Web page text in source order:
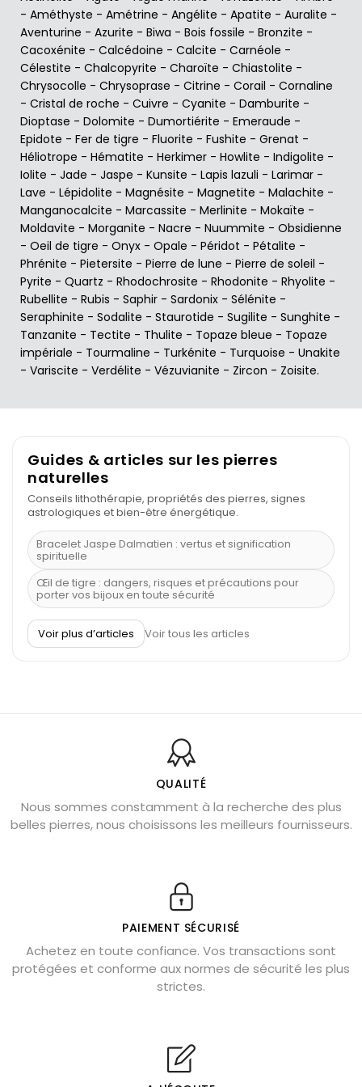
- Améthyste - Amétrine - Angélite - Apatite - Auralite -
Aventurine - Azurite - Biwa - Bois fossile - Bronzite -
Cacoxénite - Calcédoine - Calcite - Carnéole -
Célestite - Chalcopyrite - Charoïte - Chiastolite -
Chrysocolle - Chrysoprase - Citrine - Corail - Cornaline
- Cristal de roche - Cuivre - Cyanite - Damburite -
Dioptase - Dolomite - Dumortiérite - Emeraude -
Epidote - Fer de tigre - Fluorite - Fushite - Grenat -
Héliotrope - Hématite - Herkimer - Howlite - Indigolite -
Iolite - Jade - Jaspe - Kunsite - Lapis lazuli - Larimar -
Lave - Lépidolite - Magnésite - Magnetite - Malachite -
Manganocalcite - Marcassite - Merlinite - Mokaïte -
Moldavite - Morganite - Nacre - Nuummite - Obsidienne
- Oeil de tigre - Onyx - Opale - Péridot - Pétalite -
Phrénite - Pietersite - Pierre de lune - Pierre de soleil -
Pyrite - Quartz - Rhodochrosite - Rhodonite - Rhyolite -
Rubellite - Rubis - Saphir - Sardonix - Sélénite -
Seraphinite - Sodalite - Staurotide - Sugilite - Sunghite -
Tanzanite - Tectite - Thulite - Topaze bleue - Topaze
impériale - Tourmaline - Turkénite - Turquoise - Unakite
- Variscite - Verdélite - Vézuvianite - Zircon - Zoisite.
Guides & articles sur les pierres
naturelles
Conseils lithothérapie, propriétés des pierres, signes
astrologiques et bien-être énergétique.
Bracelet Jaspe Dalmatien : vertus et signification
spirituelle
Œil de tigre : dangers, risques et précautions pour
porter vos bijoux en toute sécurité
À quel poignet porter un bracelet de pierre
Découvrez le scorpion et ses pierres
Bienfaits de la sélénite – pierre des anges
L’améthyste est-elle faite pour moi ?
Chrysocolle : pierre apaisante
Obsidienne dorée : vertus et signification
Véritable citrine naturelle non chauffée
Où placer la citrine dans la maison
Cornaline : propriétés magiques
Capricorne : quelles pierres choisir
Shungite : purification et protection
Bagues en labradorite argent 925
Voir plus d’articles Voir tous les articles
QUALITÉ
Nous sommes constamment à la recherche des plus
belles pierres, nous choisissons les meilleurs fournisseurs.
PAIEMENT SÉCURISÉ
Achetez en toute confiance. Vos transactions sont
protégées et conforme aux normes de sécurité les plus
strictes.